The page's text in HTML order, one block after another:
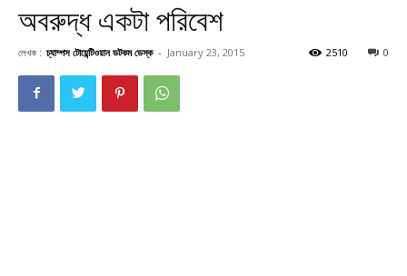
অবরুদ্ধ একটা পরিবেশ
লেখক : চ্যাম্পস টোয়েন্টিওয়ান ডটকম ডেস্ক - January 23, 2015 0
2510